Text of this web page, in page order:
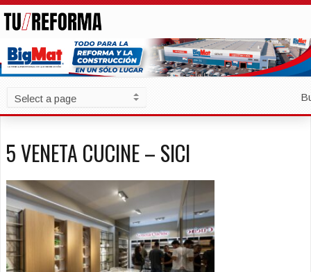
5 VENETA CUCINE – SICI